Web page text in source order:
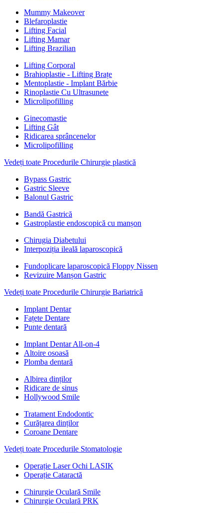
Mummy Makeover
Blefaroplastie
Lifting Facial
Lifting Mamar
Lifting Brazilian
Lifting Corporal
Brahioplastie - Lifting Brațe
Mentoplastie - Implant Bărbie
Rinoplastie Cu Ultrasunete
Microlipofilling
Ginecomastie
Lifting Gât
Ridicarea sprâncenelor
Microlipofilling
Vedeți toate Procedurile Chirurgie plastică
Bypass Gastric
Gastric Sleeve
Balonul Gastric
Bandă Gastrică
Gastroplastie endoscopică cu manșon
Chirugia Diabetului
Interpoziția ileală laparoscopică
Fundoplicare laparoscopică Floppy Nissen
Revizuire Manșon Gastric
Vedeți toate Procedurile Chirurgie Bariatrică
Implant Dentar
Fațete Dentare
Punte dentară
Implant Dentar All-on-4
Altoire osoasă
Plomba dentară
Albirea dinților
Ridicare de sinus
Hollywood Smile
Tratament Endodontic
Curățarea dinților
Coroane Dentare
Vedeți toate Procedurile Stomatologie
Operație Laser Ochi LASIK
Operație Cataractă
Chirurgie Oculară Smile
Chirurgie Oculară PRK